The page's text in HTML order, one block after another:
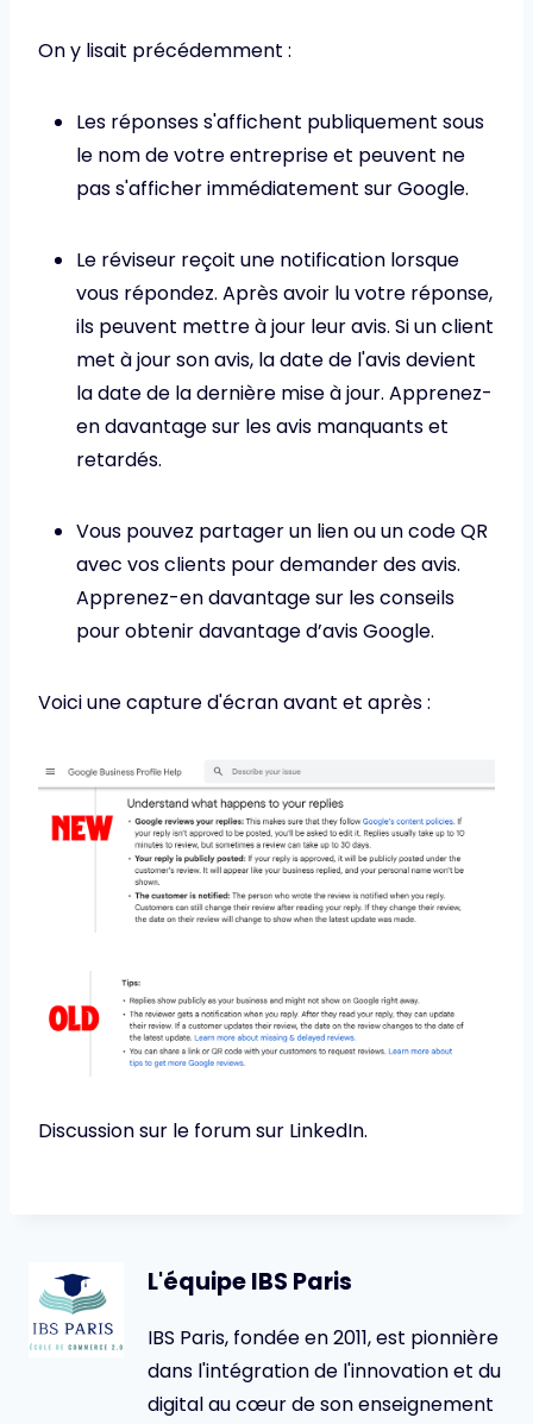
On y lisait précédemment :
Les réponses s'affichent publiquement sous
le nom de votre entreprise et peuvent ne
pas s'afficher immédiatement sur Google.
Le réviseur reçoit une notification lorsque
vous répondez. Après avoir lu votre réponse,
ils peuvent mettre à jour leur avis. Si un client
met à jour son avis, la date de l'avis devient
la date de la dernière mise à jour. Apprenez-
en davantage sur les avis manquants et
retardés.
Vous pouvez partager un lien ou un code QR
avec vos clients pour demander des avis.
Apprenez-en davantage sur les conseils
pour obtenir davantage d’avis Google.
Voici une capture d'écran avant et après :
Discussion sur le forum sur LinkedIn.
L'équipe IBS Paris
IBS Paris, fondée en 2011, est pionnière
dans l'intégration de l'innovation et du
digital au cœur de son enseignement